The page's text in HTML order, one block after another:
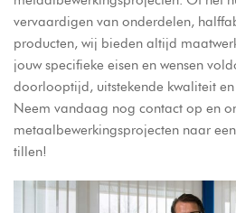
vervaardigen van onderdelen,
producten, wij bieden altijd
jouw specifieke eisen en wensen
doorlooptijd, uitstekende kwaliteit
Neem vandaag nog contact op en
metaalbewerkingsprojecten naar
tillen!